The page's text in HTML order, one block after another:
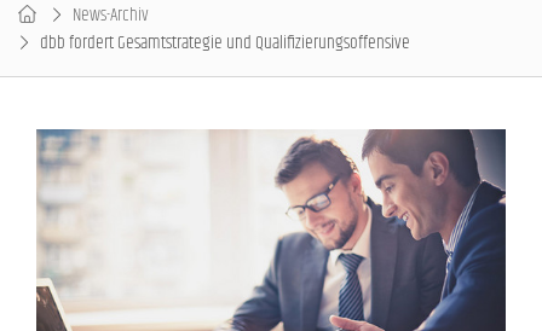
News-Archiv
dbb fordert Gesamtstrategie und Qualifizierungsoffensive